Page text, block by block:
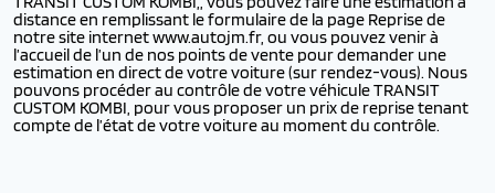
distance en remplissant le formulaire de la page Reprise de
notre site internet www.autojm.fr, ou vous pouvez venir à
l’accueil de l’un de nos points de vente pour demander une
estimation en direct de votre voiture (sur rendez-vous). Nous
pouvons procéder au contrôle de votre véhicule TRANSIT
CUSTOM KOMBI, pour vous proposer un prix de reprise tenant
compte de l’état de votre voiture au moment du contrôle.